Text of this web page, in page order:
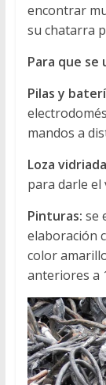
encontrar
su chatarra
Para que se
Pilas y
mandos a
Loza
para darle el
Pinturas: se
elaboración
color
anteriores a